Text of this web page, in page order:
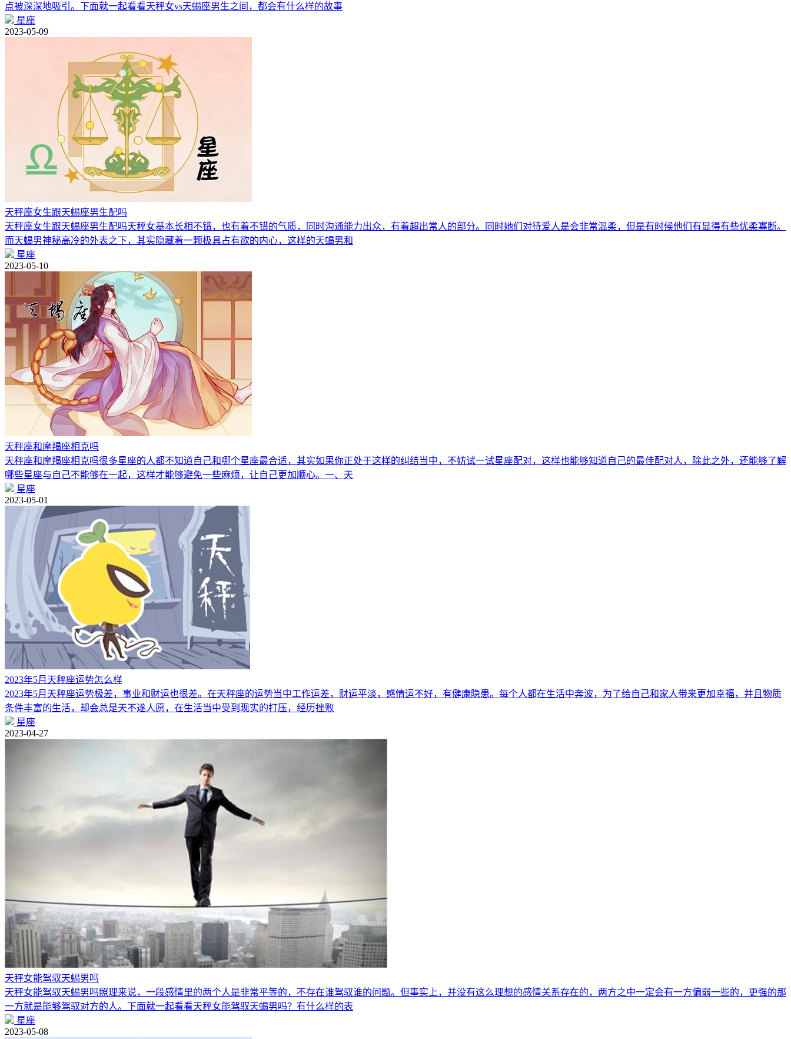
点被深深地吸引。下面就一起看看天秤女vs天蝎座男生之间，都会有什么样的故事
星座
2023-05-09
天秤座女生跟天蝎座男生配吗
天秤座女生跟天蝎座男生配吗天秤女基本长相不错，也有着不错的气质，同时沟通能力出众，有着超出常人的部分。同时她们对待爱人是会非常温柔，但是有时候他们有显得有些优柔寡断。
而天蝎男神秘高冷的外表之下，其实隐藏着一颗极具占有欲的内心，这样的天蝎男和
星座
2023-05-10
天秤座和摩羯座相克吗
天秤座和摩羯座相克吗很多星座的人都不知道自己和哪个星座最合适，其实如果你正处于这样的纠结当中，不妨试一试星座配对，这样也能够知道自己的最佳配对人，除此之外，还能够了解
哪些星座与自己不能够在一起，这样才能够避免一些麻烦，让自己更加顺心。一、天
星座
2023-05-01
2023年5月天秤座运势怎么样
2023年5月天秤座运势极差，事业和财运也很差。在天秤座的运势当中工作运差，财运平淡，感情运不好，有健康隐患。每个人都在生活中奔波，为了给自己和家人带来更加幸福，并且物质
条件丰富的生活，却会总是天不遂人愿，在生活当中受到现实的打压，经历挫败
星座
2023-04-27
天秤女能驾驭天蝎男吗
天秤女能驾驭天蝎男吗照理来说，一段感情里的两个人是非常平等的，不存在谁驾驭谁的问题。但事实上，并没有这么理想的感情关系存在的，两方之中一定会有一方偏弱一些的，更强的那
一方就是能够驾驭对方的人。下面就一起看看天秤女能驾驭天蝎男吗？有什么样的表
星座
2023-05-08